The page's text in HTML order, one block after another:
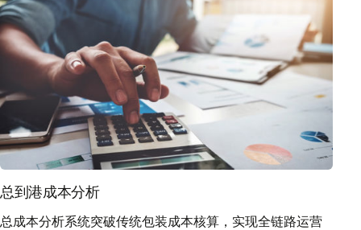
总到港成本分析
总成本分析系统突破传统包装成本核算，实现全链路运营